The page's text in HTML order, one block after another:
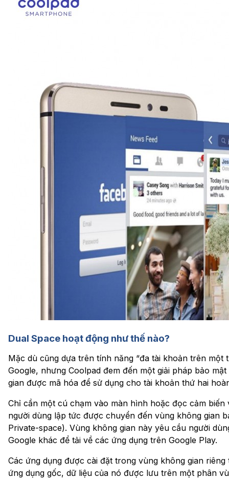
Dual Space hoạt động như thế nào?
Mặc dù cũng dựa trên tính năng “đa tài khoản trên một
Google, nhưng Coolpad đem đến một giải pháp bảo
gian được mã hóa để sử dụng cho tài khoản thứ hai
Chỉ cần một cú chạm vào màn hình hoặc đọc cảm
người dùng lập tức được chuyển đến vùng không gian
Private-space). Vùng không gian này yêu cầu người
Google khác để tải về các ứng dụng trên Google Play.
Các ứng dụng được cài đặt trong vùng không gian
ứng dụng gốc, dữ liệu của nó được lưu trên một phân